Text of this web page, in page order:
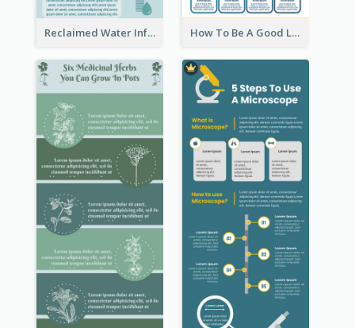
Reclaimed Water Infographic How To Be A Good Leader Infographic